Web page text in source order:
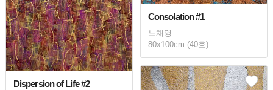
Consolation #1
노채영
80x100cm (40호)
Dispersion of Life #2